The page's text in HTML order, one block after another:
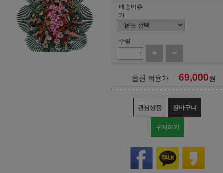
배송비추
가
수량
옵션 적용가 69,000원
관심상품 장바구니
구매하기